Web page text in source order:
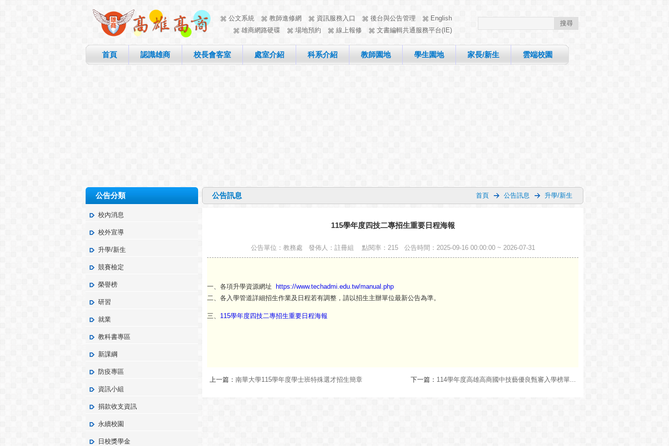
English
後台與公告管理
資訊服務入口
教師進修網
公文系統
文書編輯共通服務平台(IE)
線上報修
場地預約
雄商網路硬碟
首頁 認識雄商 校長會客室 處室介紹 科系介紹 教師園地 學生園地 家長/新生 雲端校園
公告分類
校內消息
校外宣導
升學/新生
競賽檢定
榮譽榜
研習
就業
教科書專區
新課綱
防疫專區
資訊小組
捐款收支資訊
永續校園
日校獎學金
公告訊息 首頁 公告訊息 升學/新生
115學年度四技二專招生重要日程海報
公告單位：教務處 發佈人：註冊組 點閱率：215 公告時間：2025-09-16 00:00:00 ~ 2026-07-31
一、各項升學資源網址
https://www.techadmi.edu.tw/manual.php
二、各入學管道詳細招生作業及日程若有調整，請以招生主辦單位最新公告為準。
三、 115學年度四技二專招生重要日程海報
上一篇： 南華大學115學年度學士班特殊選才招生簡章 下一篇： 114學年度高雄高商國中技藝優良甄審入學榜單...